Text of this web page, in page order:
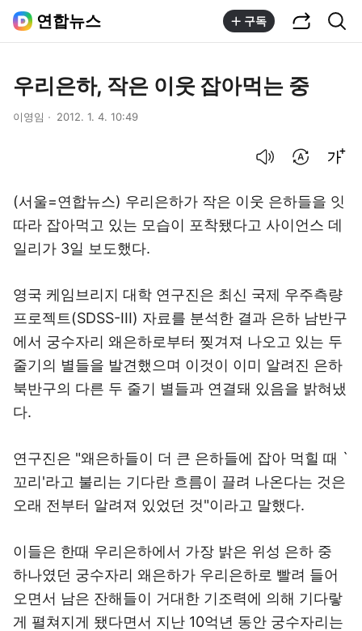
연합뉴스 구독
우리은하, 작은 이웃 잡아먹는 중
이영임 2012. 1. 4. 10:49
(서울=연합뉴스) 우리은하가 작은 이웃 은하들을 잇
따라 잡아먹고 있는 모습이 포착됐다고 사이언스 데
일리가 3일 보도했다.
영국 케임브리지 대학 연구진은 최신 국제 우주측량
프로젝트(SDSS-III) 자료를 분석한 결과 은하 남반구
에서 궁수자리 왜은하로부터 찢겨져 나오고 있는 두
줄기의 별들을 발견했으며 이것이 이미 알려진 은하
북반구의 다른 두 줄기 별들과 연결돼 있음을 밝혀냈
다.
연구진은 "왜은하들이 더 큰 은하들에 잡아 먹힐 때 `
꼬리'라고 불리는 기다란 흐름이 끌려 나온다는 것은
오래 전부터 알려져 있었던 것"이라고 말했다.
이들은 한때 우리은하에서 가장 밝은 위성 은하 중
하나였던 궁수자리 왜은하가 우리은하로 빨려 들어
오면서 남은 잔해들이 거대한 기조력에 의해 기다랗
게 펼쳐지게 됐다면서 지난 10억년 동안 궁수자리는